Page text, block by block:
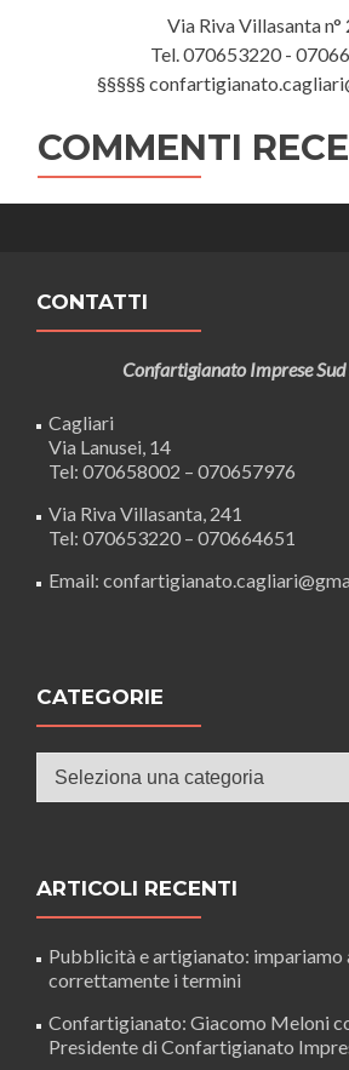
Via Riva Villasanta n°
Tel. 070653220 -
§§§§§
COMMENTI
CONTATTI
Confartigianato Imprese Sud
Cagliari
Via Lanusei, 14
Tel: 070658002 – 070657976
Via Riva Villasanta, 241
Tel: 070653220 – 070664651
Email:
CATEGORIE
ARTICOLI RECENTI
Pubblicità e artigianato: impariamo
correttamente i termini
Confartigianato: Giacomo Meloni
Presidente di Confartigianato